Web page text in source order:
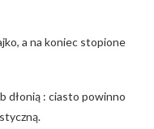
a na koniec stopione
dłonią : ciasto powinno